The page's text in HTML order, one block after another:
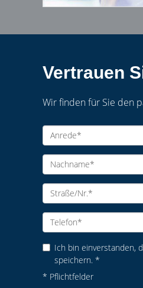
Vertrauen
Wir finden für Sie den
Ich bin einverstanden,
speichern. *
* Pflichtfelder